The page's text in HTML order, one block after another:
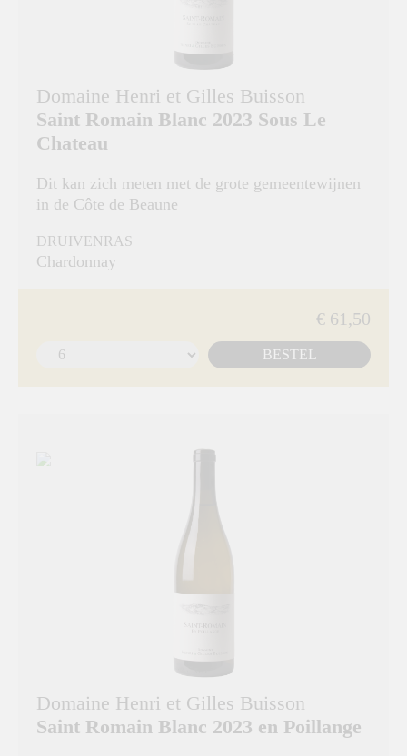
Domaine Henri et Gilles Buisson
Saint Romain Blanc 2023 Sous Le
Chateau
Dit kan zich meten met de grote gemeentewijnen
in de Côte de Beaune
DRUIVENRAS
Chardonnay
€ 61,50
BESTEL
Domaine Henri et Gilles Buisson
Saint Romain Blanc 2023 en Poillange